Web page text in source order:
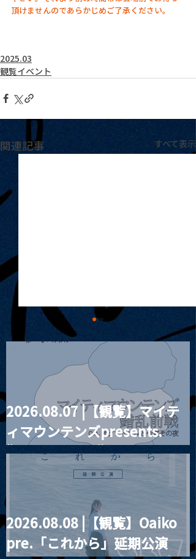
頂けませんのであらかじめご了承ください。
2025.03
観覧イベント
関連記事 すべて表示
MoonRomantic
Channel1周年記念Live
2026.08.07 |【観覧】マイテ
ィマウンテンズpresents.
“HALL-IN-ONE”
2026.08.08 |【観覧】Oaiko
pre.「これから」延期公演